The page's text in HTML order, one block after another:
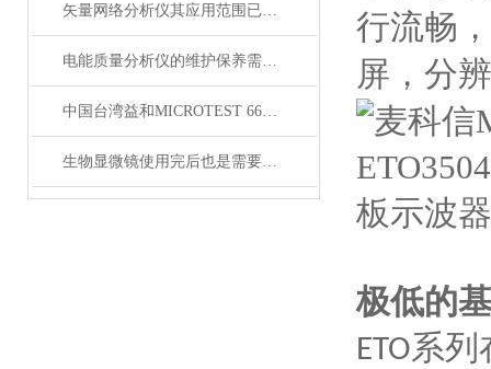
矢量网络分析仪其应用范围已广泛渗透至以下几个核心领域
电能质量分析仪的维护保养需从以下方面入手
中国台湾益和MICROTEST 6632 精密阻抗分析仪
生物显微镜使用完后也是需要维护保养的
行流畅
屏，分
极低的
ETO系列